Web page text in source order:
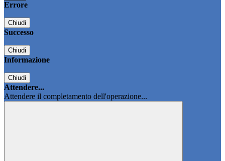
Errore
Chiudi
Successo
Chiudi
Informazione
Chiudi
Attendere...
Attendere il completamento dell'operazione...